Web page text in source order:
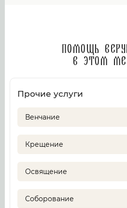
Помощь
в этом
Прочие услуги
Венчание
Крещение
Освящение
Соборование